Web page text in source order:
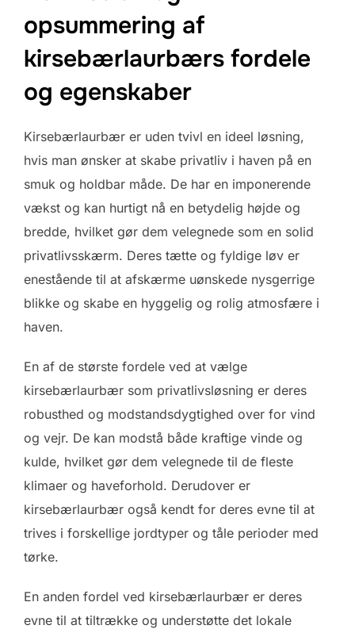
opsummering af
kirsebærlaurbærs fordele
og egenskaber
Kirsebærlaurbær er uden tvivl en ideel løsning,
hvis man ønsker at skabe privatliv i haven på en
smuk og holdbar måde. De har en imponerende
vækst og kan hurtigt nå en betydelig højde og
bredde, hvilket gør dem velegnede som en solid
privatlivsskærm. Deres tætte og fyldige løv er
enestående til at afskærme uønskede nysgerrige
blikke og skabe en hyggelig og rolig atmosfære i
haven.
En af de største fordele ved at vælge
kirsebærlaurbær som privatlivsløsning er deres
robusthed og modstandsdygtighed over for vind
og vejr. De kan modstå både kraftige vinde og
kulde, hvilket gør dem velegnede til de fleste
klimaer og haveforhold. Derudover er
kirsebærlaurbær også kendt for deres evne til at
trives i forskellige jordtyper og tåle perioder med
tørke.
En anden fordel ved kirsebærlaurbær er deres
evne til at tiltrække og understøtte det lokale